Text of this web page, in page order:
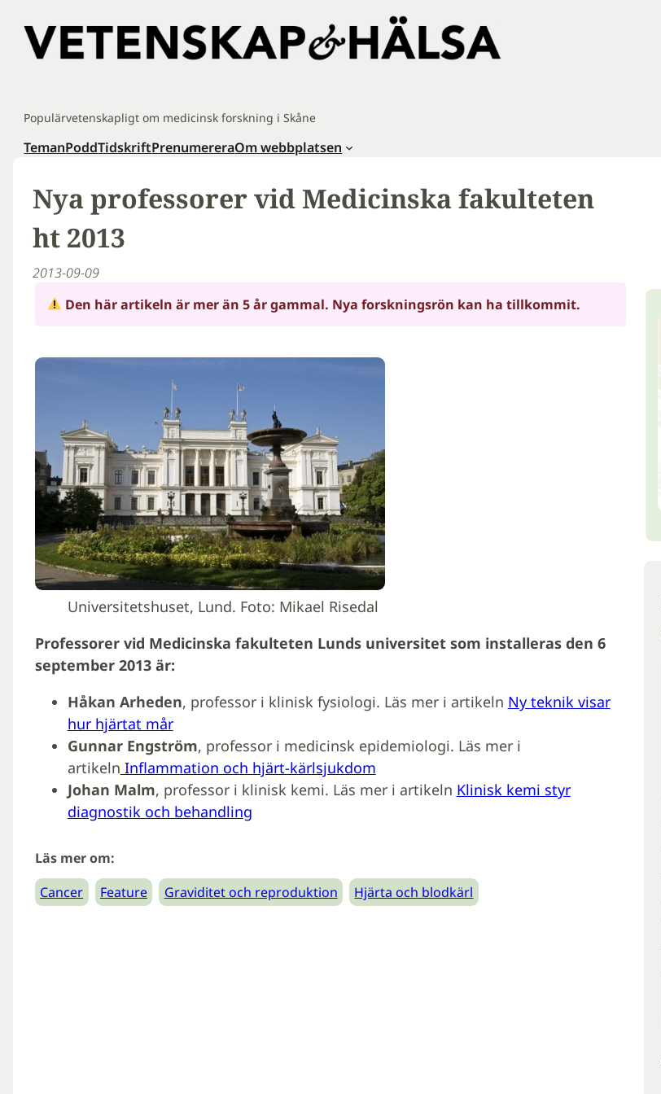
innehåll
Populärvetenskapligt om medicinsk forskning i Skåne
TemanPoddTidskriftPrenumereraOm webbplatsen
Nya professorer vid Medicinska fakulteten
ht 2013
2013-09-09
Den här artikeln är mer än 5 år gammal. Nya forskningsrön kan ha tillkommit.
Universitetshuset, Lund. Foto: Mikael Risedal
Professorer vid Medicinska fakulteten Lunds universitet som installeras den 6
september 2013 är:
Håkan Arheden, professor i klinisk fysiologi. Läs mer i artikeln Ny teknik visar
hur hjärtat mår
Gunnar Engström, professor i medicinsk epidemiologi. Läs mer i
artikeln Inflammation och hjärt-kärlsjukdom
Johan Malm, professor i klinisk kemi. Läs mer i artikeln Klinisk kemi styr
diagnostik och behandling
Läs mer om:
Cancer
Feature Graviditet och reproduktion Hjärta och blodkärl